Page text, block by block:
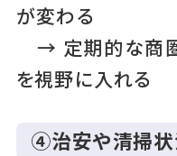
が変わる
→ 定期的な商
を視野に入れる
④治安や清掃